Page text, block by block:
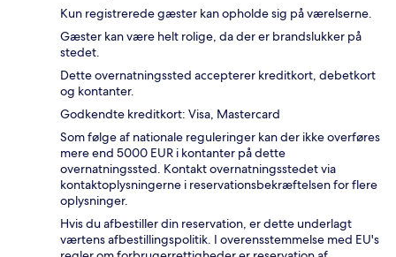
Kun registrerede gæster kan opholde sig på værelserne.
Gæster kan være helt rolige, da der er brandslukker på
stedet.
Dette overnatningssted accepterer kreditkort, debetkort
og kontanter.
Godkendte kreditkort: Visa, Mastercard
Som følge af nationale reguleringer kan der ikke overføres
mere end 5000 EUR i kontanter på dette
overnatningssted. Kontakt overnatningsstedet via
kontaktoplysningerne i reservationsbekræftelsen for flere
oplysninger.
Hvis du afbestiller din reservation, er dette underlagt
værtens afbestillingspolitik. I overensstemmelse med EU's